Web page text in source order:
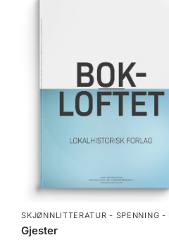
SKJØNNLITTERATUR - SPENNING -
Gjester